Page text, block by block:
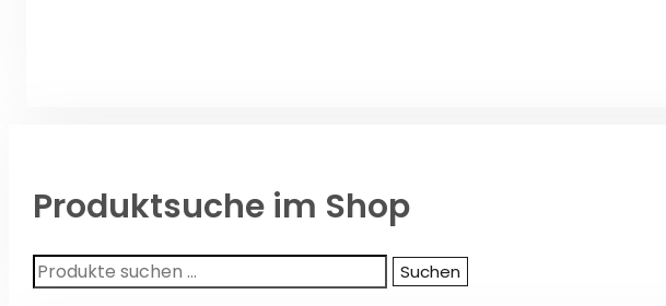
Produktsuche im Shop
Suchen
Suchen